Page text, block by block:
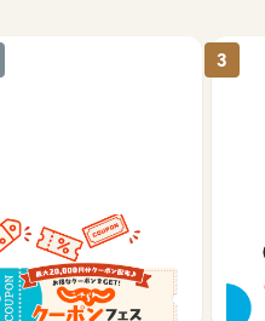
ゃらんnet
1.2%
テ
3